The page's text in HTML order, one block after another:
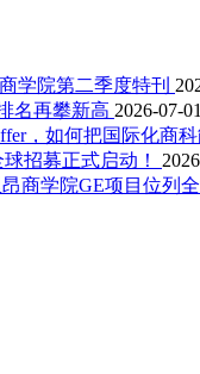
学院第二季度特刊
名再攀新高 2026-07-01
，如何把国际化商
招募正式启动！
昂商学院GE项目位列